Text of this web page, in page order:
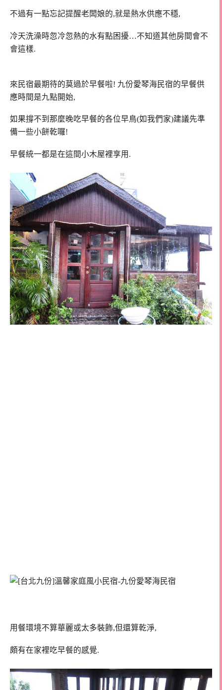
不過有一點忘記提醒老闆娘的,就是熱水供應不穩,
冷天洗澡時忽冷忽熱的水有點困擾…不知道其他房間會不
會這樣.
來民宿最期待的莫過於早餐啦! 九份愛琴海民宿的早餐供
應時間是九點開始,
如果撐不到那麼晚吃早餐的各位早鳥(如我們家)建議先準
備一些小餅乾囉!
早餐統一都是在這間小木屋裡享用.
用餐環境不算華麗或太多裝飾,但還算乾淨,
頗有在家裡吃早餐的感覺.